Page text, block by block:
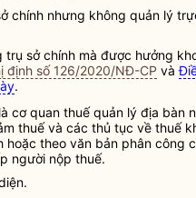
chính nhưng không quản lý
sở chính mà được hưởng
định số 126/2020/NĐ-CP và
.
cơ quan thuế quản lý địa bàn
thuế và các thủ tục về thuế
theo văn bản phân công
người nộp thuế.